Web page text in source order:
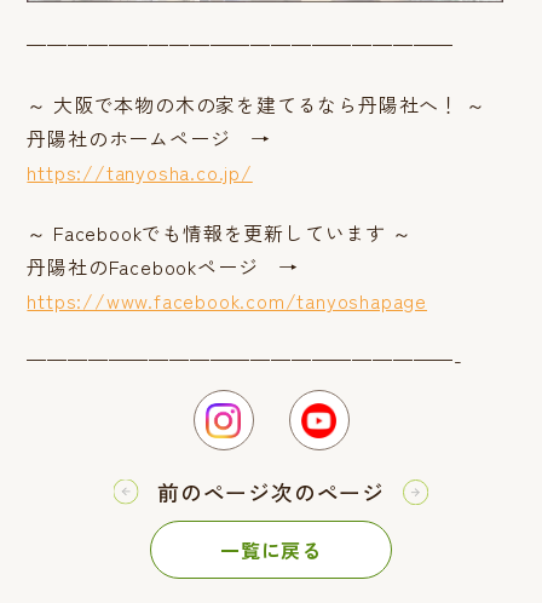
—————————————————————
～ 大阪で本物の木の家を建てるなら丹陽社へ！ ～
丹陽社のホームページ →
https://tanyosha.co.jp/
～ Facebookでも情報を更新しています ～
丹陽社のFacebookページ →
https://www.facebook.com/tanyoshapage
—————————————————————-
前のページ次のページ
一覧に戻る